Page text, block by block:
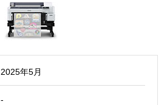
2025年5月
-